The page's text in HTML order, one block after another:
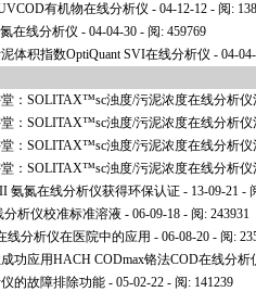
有机物在线分析仪 - 04-12-12 - 阅:
在线分析仪 - 04-04-30 - 阅: 459769
体积指数OptiQuant SVI在线分析仪 - 04-
：SOLITAX™sc浊度/污泥浓度在线分析仪
：SOLITAX™sc浊度/污泥浓度在线分析仪
：SOLITAX™sc浊度/污泥浓度在线分析仪
：SOLITAX™sc浊度/污泥浓度在线分析仪
II 氨氮在线分析仪获得环保认证 - 13-09-21 -
分析仪校准标准溶液 - 06-09-18 - 阅: 243931
线分析仪在医院中的应用 - 06-08-20 - 阅:
功应用HACH CODmax铬法COD在线分析
的故障排除功能 - 05-02-22 - 阅: 141239